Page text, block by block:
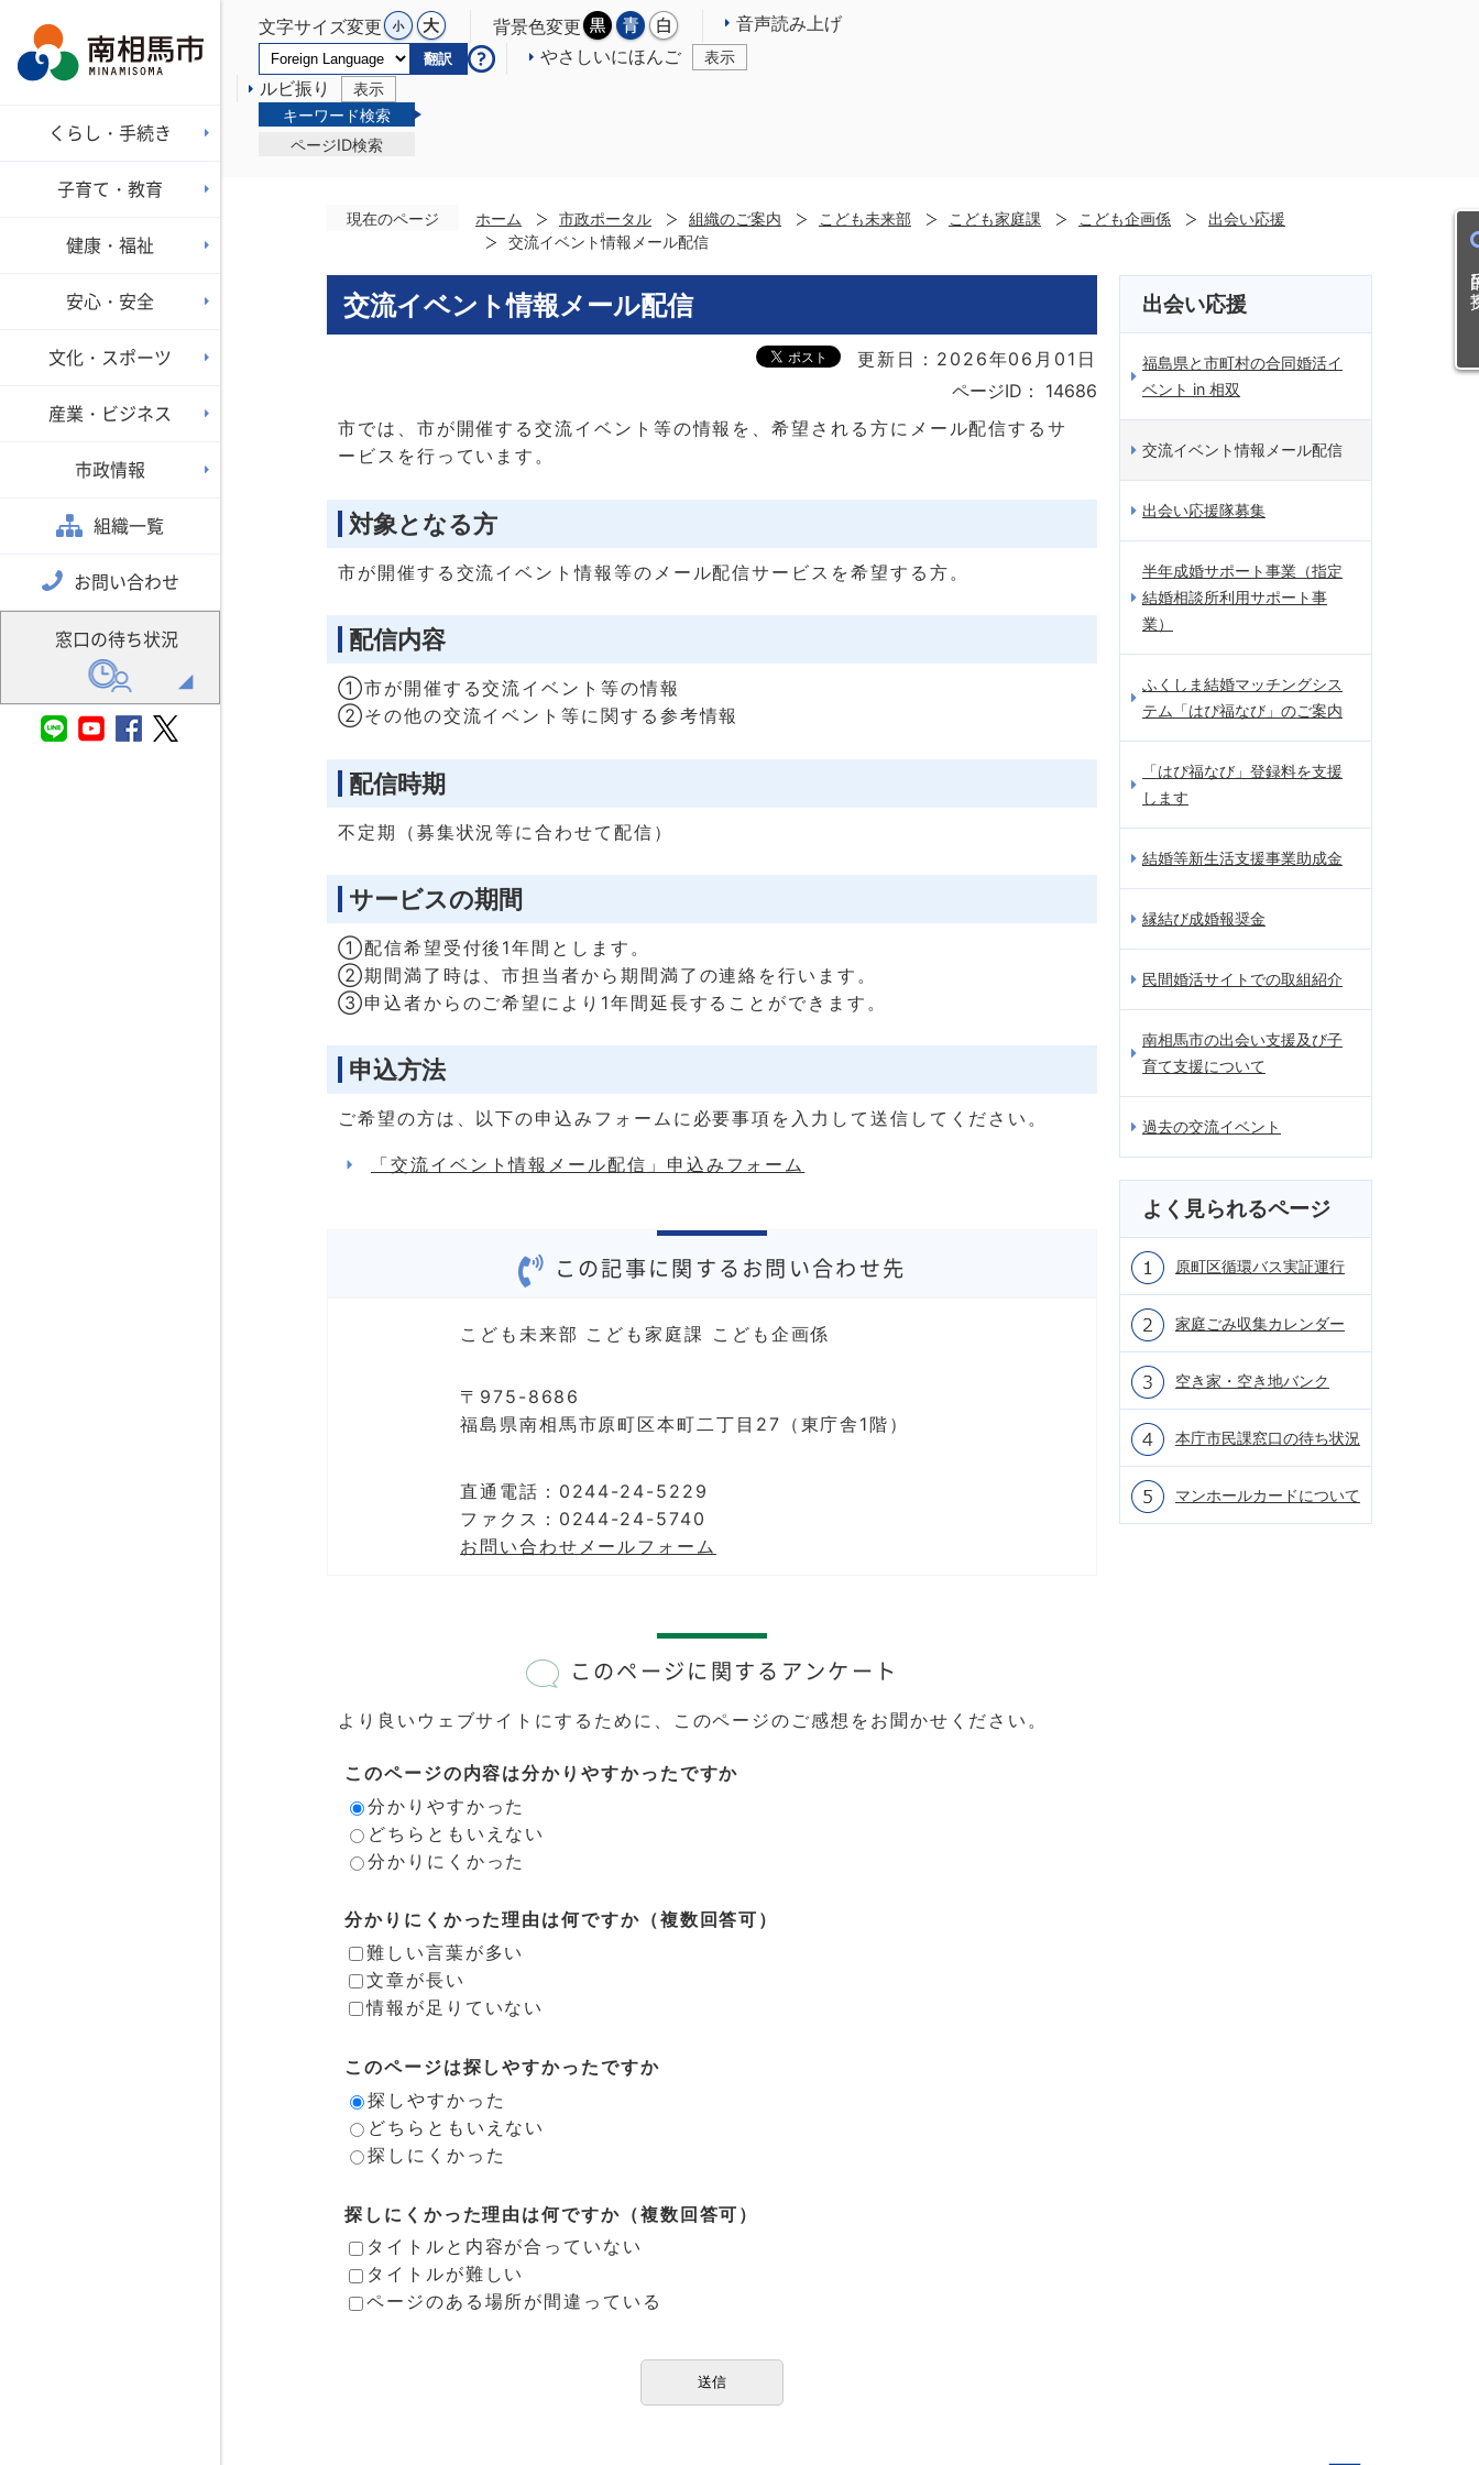
文字サイズ変更 背景色変更 音声読み上げ
翻訳 やさしいにほんご 表示
ルビ振り
表示
キーワード検索
ページID検索
くらし・手続き
子育て・教育
健康・福祉
安心・安全
文化・スポーツ
産業・ビジネス
市政情報
組織一覧
お問い合わせ
窓口の待ち状況
目
現在のページ ホーム 市政ポータル 組織のご案内 こども未来部 こども家庭課 こども企画係
出会い応援
交流イベント情報メール配信
交流イベント情報メール配信
更新日：2026年06月01日
ページID：
14686
市では、市が開催する交流イベント等の情報を、希望される方にメール配信するサ
ービスを行っています。
対象となる方
市が開催する交流イベント情報等のメール配信サービスを希望する方。
配信内容
①市が開催する交流イベント等の情報
②その他の交流イベント等に関する参考情報
配信時期
不定期（募集状況等に合わせて配信）
サービスの期間
①配信希望受付後1年間とします。
②期間満了時は、市担当者から期間満了の連絡を行います。
③申込者からのご希望により1年間延長することができます。
申込方法
ご希望の方は、以下の申込みフォームに必要事項を入力して送信してください。
「交流イベント情報メール配信」申込みフォーム
この記事に関するお問い合わせ先
こども未来部 こども家庭課 こども企画係
〒975-8686
福島県南相馬市原町区本町二丁目27（東庁舎1階）
直通電話：0244-24-5229
ファクス：0244-24-5740
お問い合わせメールフォーム
このページに関するアンケート
より良いウェブサイトにするために、このページのご感想をお聞かせください。
このページの内容は分かりやすかったですか
分かりやすかった
どちらともいえない
分かりにくかった
分かりにくかった理由は何ですか（複数回答可）
難しい言葉が多い
文章が長い
情報が足りていない
このページは探しやすかったですか
探しやすかった
どちらともいえない
探しにくかった
探しにくかった理由は何ですか（複数回答可）
タイトルと内容が合っていない
タイトルが難しい
ページのある場所が間違っている
出会い応援
福島県と市町村の合同婚活イ
ベント in 相双
交流イベント情報メール配信
出会い応援隊募集
半年成婚サポート事業（指定
結婚相談所利用サポート事
業）
ふくしま結婚マッチングシス
テム「はぴ福なび」のご案内
「はぴ福なび」登録料を支援
します
結婚等新生活支援事業助成金
縁結び成婚報奨金
民間婚活サイトでの取組紹介
南相馬市の出会い支援及び子
育て支援について
過去の交流イベント
よく見られるページ
原町区循環バス実証運行
家庭ごみ収集カレンダー
空き家・空き地バンク
本庁市民課窓口の待ち状況
マンホールカードについて